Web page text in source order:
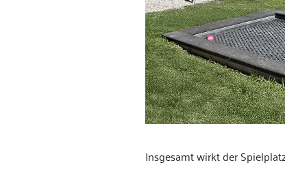
Insgesamt wirkt der